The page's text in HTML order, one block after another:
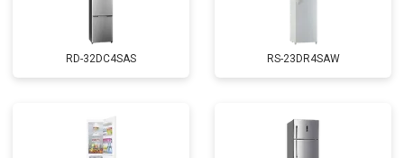
RD-32DC4SAS RS-23DR4SAW